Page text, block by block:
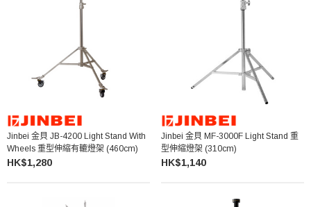
Jinbei 金貝 JB-4200 Light Stand With
Wheels 重型伸縮有轆燈架 (460cm)
HK$1,280
Jinbei 金貝 MF-3000F Light Stand 重
型伸縮燈架 (310cm)
HK$1,140